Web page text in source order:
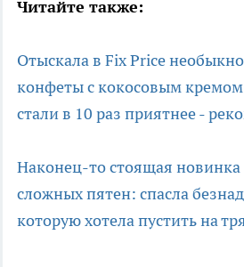
Читайте также:
Отыскала в Fix Price
конфеты с кокосовым
стали в 10 раз приятнее -
Наконец-то стоящая новинка
сложных пятен: спасла
которую хотела пустить на